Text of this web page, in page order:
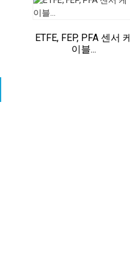
ETFE, FEP, PFA 센서
이블...